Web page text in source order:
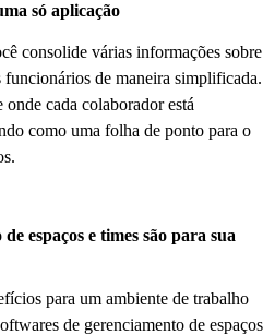
só aplicação
consolide várias informações sobre
funcionários de maneira simplificada.
cada colaborador está
como uma folha de ponto para o
espaços e times são para sua
para um ambiente de trabalho
de gerenciamento de espaços